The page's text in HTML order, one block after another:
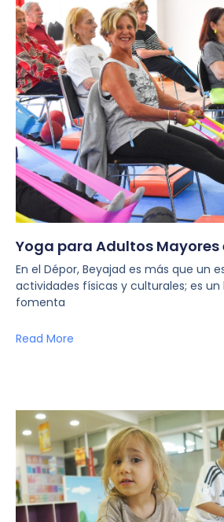
Yoga para Adultos Mayores
En el Dépor, Beyajad es más que un
actividades físicas y culturales; es un
fomenta
Read More